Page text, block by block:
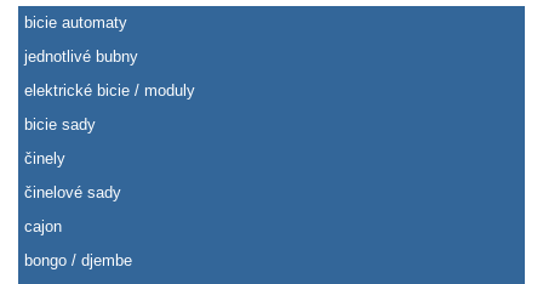
bicie automaty
jednotlivé bubny
elektrické bicie / moduly
bicie sady
činely
činelové sady
cajon
bongo / djembe